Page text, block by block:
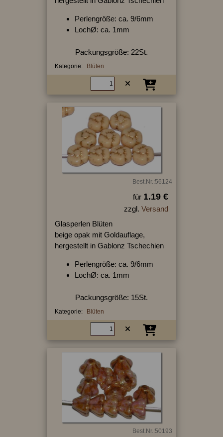
Perlengröße: ca. 9/6mm
LochØ: ca. 1mm
Packungsgröße: 22St.
Kategorie: Blüten
Best.Nr.:56124
für 1.19 €
zzgl. Versand
Glasperlen Blüten
beige opak mit Goldauflage,
hergestellt in Gablonz Tschechien
Perlengröße: ca. 9/6mm
LochØ: ca. 1mm
Packungsgröße: 15St.
Kategorie: Blüten
Best.Nr.:50193